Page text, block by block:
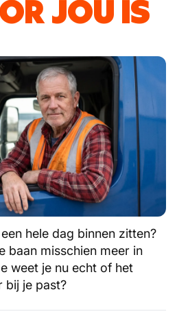
JOU IS
hele dag binnen zitten?
baan misschien meer in
weet je nu echt of het
bij je past?